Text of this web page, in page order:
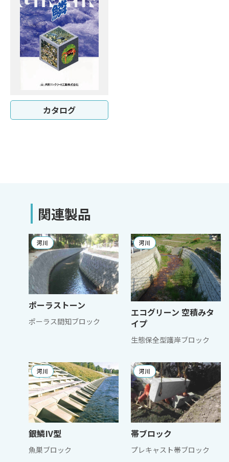
カタログ
関連製品
ポーラストーン
河川
ポーラス間知ブロック
エコグリーン 空積みタ
イプ
河川
生態保全型護岸ブロック
銀鱗Ⅳ型
河川
魚巣ブロック
帯ブロック
河川
プレキャスト帯ブロック